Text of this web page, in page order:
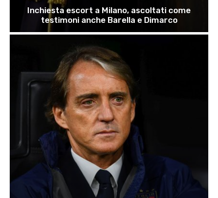
Inchiesta escort a Milano, ascoltati come
testimoni anche Barella e Dimarco